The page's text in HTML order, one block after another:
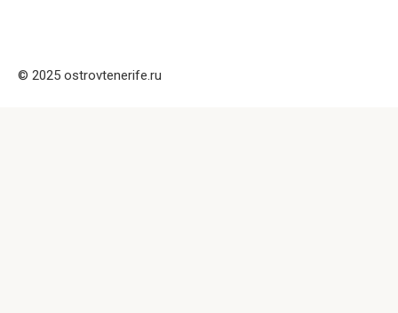
© 2025 ostrovtenerife.ru